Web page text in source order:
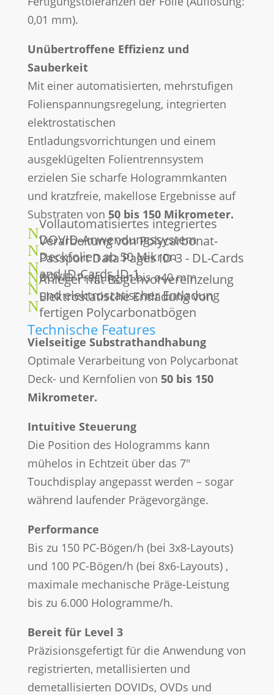
0,01 mm).
Unübertroffene Effizienz und
Sauberkeit
Mit einer automatisierten, mehrstufigen
Folienspannungsregelung, integrierten
elektrostatischen
Entladungsvorrichtungen und einem
ausgeklügelten Folientrennsystem
erzielen Sie scharfe Hologrammkanten
und kratzfreie, makellose Ergebnisse auf
Substraten von 50 bis 150 Mikrometer.
N
Vollautomatisiertes integriertes
DOVID-Anwendungssystem
N
Verarbeitung von Polycarbonat-
Deckfolien ab 50 Mikron
N
Passport Data Pages ID-3 - DL-Cards
and ID-Cards ID-1
NDOVID-Prägungen bis ø40 mm
N
Anleger mit Bogenvorvereinzelung
und elektrostatischer Entladung
N
Elektrostatische Entladung von
fertigen Polycarbonatbögen
Technische Features
Vielseitige Substrathandhabung
Optimale Verarbeitung von Polycarbonat
Deck- und Kernfolien von 50 bis 150
Mikrometer.
Intuitive Steuerung
Die Position des Hologramms kann
mühelos in Echtzeit über das 7"
Touchdisplay angepasst werden – sogar
während laufender Prägevorgänge.
Performance
Bis zu 150 PC-Bögen/h (bei 3x8-Layouts)
und 100 PC-Bögen/h (bei 8x6-Layouts) ,
maximale mechanische Präge-Leistung
bis zu 6.000 Hologramme/h.
Bereit für Level 3
Präzisionsgefertigt für die Anwendung von
registrierten, metallisierten und
demetallisierten DOVIDs, OVDs und